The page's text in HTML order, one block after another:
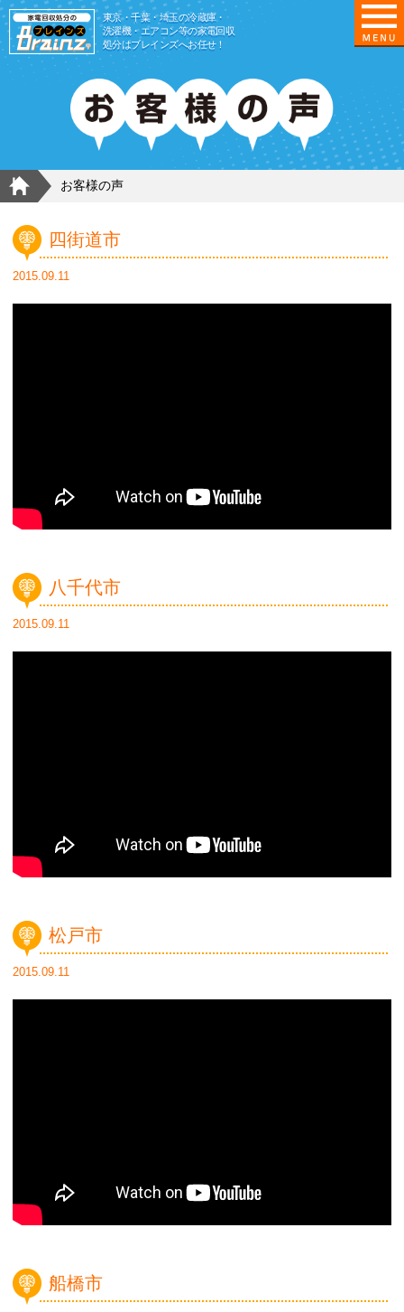
東京/埼玉/千葉/神奈川の 冷蔵庫・洗濯機・エアコン
東京・千葉・埼玉の冷蔵庫・
洗濯機・エアコン等の家電回収
処分はブレインズへお任せ！
HOME
お客様の声
四街道市
2015.09.11
八千代市
2015.09.11
松戸市
2015.09.11
船橋市